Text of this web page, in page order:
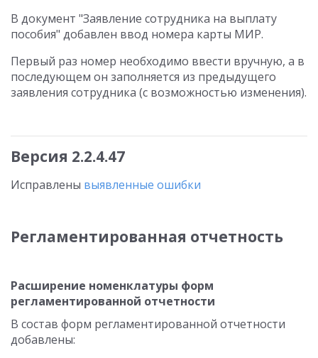
В документ "Заявление сотрудника на выплату
пособия" добавлен ввод номера карты МИР.
Первый раз номер необходимо ввести вручную, а в
последующем он заполняется из предыдущего
заявления сотрудника (с возможностью изменения).
Версия 2.2.4.47
Исправлены выявленные ошибки
Регламентированная отчетность
Расширение номенклатуры форм
регламентированной отчетности
В состав форм регламентированной отчетности
добавлены: